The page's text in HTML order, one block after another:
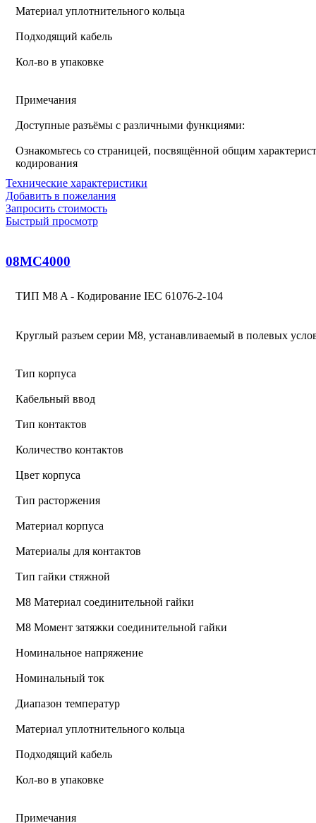
Материал уплотнительного кольца
Подходящий кабель
Кол-во в упаковке
Примечания
Доступные разъёмы с различными функциями:
Ознакомьтесь со страницей, посвящённой общим
кодирования
Технические характеристики
Добавить в пожелания
Запросить стоимость
Быстрый просмотр
08MC4000
ТИП M8 A - Кодирование IEC 61076-2-104
Круглый разъем серии M8, устанавливаемый в полевых
Тип корпуса
Кабельный ввод
Тип контактов
Количество контактов
Цвет корпуса
Тип расторжения
Материал корпуса
Материалы для контактов
Тип гайки стяжной
М8 Материал соединительной гайки
M8 Момент затяжки соединительной гайки
Номинальное напряжение
Номинальный ток
Диапазон температур
Материал уплотнительного кольца
Подходящий кабель
Кол-во в упаковке
Примечания